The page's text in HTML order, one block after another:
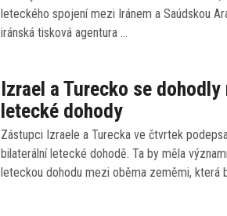
leteckého spojení mezi Iránem a Saúdskou
iránská tisková agentura …
Izrael a Turecko se
letecké dohody
Zástupci Izraele a Turecka ve čtvrtek
bilaterální letecké dohodě. Ta by měla
leteckou dohodu mezi oběma zeměmi, která